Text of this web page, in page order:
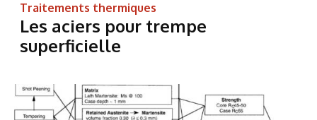
Traitements thermiques
Les aciers pour trempe
superficielle